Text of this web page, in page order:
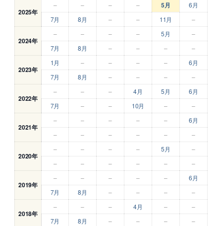
2025年
– – – – 5月
6月
7月
8月 – – 11月 –
2024年
– – – – 5月
–
7月
8月 – – – –
2023年
1月 – – – –
6月
7月
8月 – – – –
2022年
– – – 4月 5月
6月
7月
– – 10月 – –
2021年
– – – – –
6月
–
– – – – –
2020年
– – – – 5月
–
–
– – – – –
2019年
– – – – –
6月
7月
8月 – – – –
2018年
– – – 4月 –
–
7月
8月 – – – –